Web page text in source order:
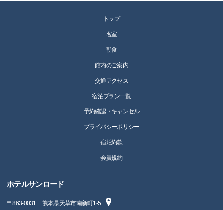
トップ
客室
朝食
館内のご案内
交通アクセス
宿泊プラン一覧
予約確認・キャンセル
プライバシーポリシー
宿泊約款
会員規約
ホテルサンロード
〒863-0031 熊本県天草市南新町1-5